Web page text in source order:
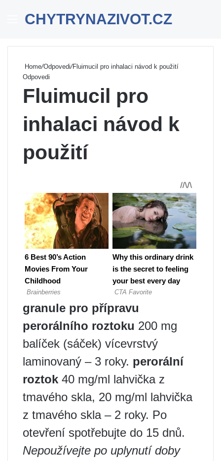
Menu
CHYTRYNAZIVOT.CZ
Home/Odpovedi/Fluimucil pro inhalaci návod k použití
Odpovedi
Fluimucil pro
inhalaci návod k
použití
granule pro přípravu
perorálního roztoku 200 mg
balíček (sáček) vícevrstvý
laminovaný – 3 roky. perorální
roztok 40 mg/ml lahvička z
tmavého skla, 20 mg/ml lahvička
z tmavého skla – 2 roky. Po
otevření spotřebujte do 15 dnů.
Nepoužívejte po uplynutí doby